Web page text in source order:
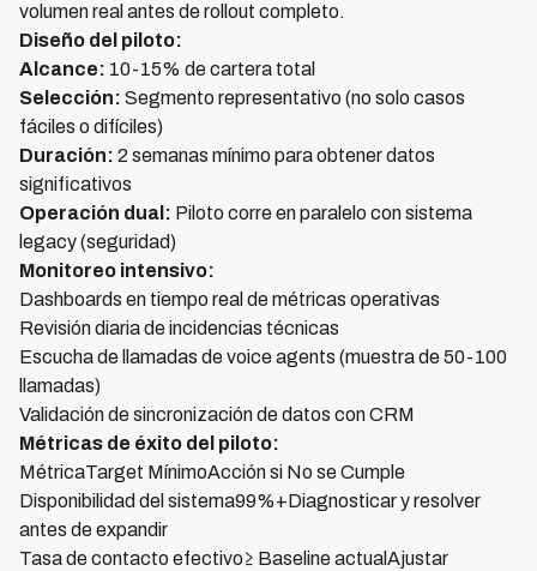
volumen real antes de rollout completo.
Diseño del piloto:
Alcance: 10-15% de cartera total
Selección: Segmento representativo (no solo casos
fáciles o difíciles)
Duración: 2 semanas mínimo para obtener datos
significativos
Operación dual: Piloto corre en paralelo con sistema
legacy (seguridad)
Monitoreo intensivo:
Dashboards en tiempo real de métricas operativas
Revisión diaria de incidencias técnicas
Escucha de llamadas de voice agents (muestra de 50-100
llamadas)
Validación de sincronización de datos con CRM
Métricas de éxito del piloto:
MétricaTarget MínimoAcción si No se Cumple
Disponibilidad del sistema99%+Diagnosticar y resolver
antes de expandir
Tasa de contacto efectivo≥ Baseline actualAjustar